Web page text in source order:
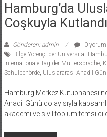
Hamburg’da
Coşkuyla Kutlandı
Gönderen: admin
0 yorum
Bilge Yörenç, der Universität
Internationale Tag der Muttersprache,
Schulbehörde, Uluslararası Anadil
Hamburg Merkez
Anadil Günü dolayısıyla
akademi ve sivil toplum